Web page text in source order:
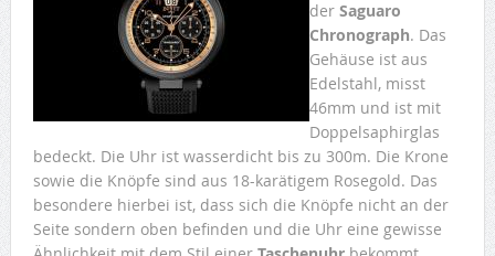
der Saguaro
Chronograph. Das
Gehäuse ist aus
Edelstahl, misst
46mm und ist mit
Doppelsaphirglas
bedeckt. Die Uhr ist wasserdicht bis zu 300m. Die Krone
sowie die Knöpfe sind aus 18-karätigem Rosegold. Das
besondere hierbei ist, dass sich die Knöpfe nicht an der
Seite sondern oben befinden und die Uhr eine gewisse